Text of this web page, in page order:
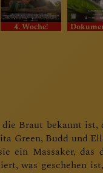
4. Woche!
Braut bekannt ist,
Green, Budd und
ein Massaker, das
was geschehen